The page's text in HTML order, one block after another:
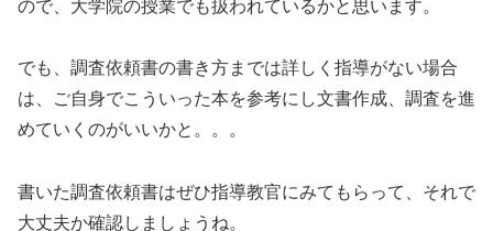
ので、大学院の授業でも扱われているかと思います。
でも、調査依頼書の書き方までは詳しく指導がない場合
は、ご自身でこういった本を参考にし文書作成、調査を進
めていくのがいいかと。。。
書いた調査依頼書はぜひ指導教官にみてもらって、それで
大丈夫か確認しましょうね。